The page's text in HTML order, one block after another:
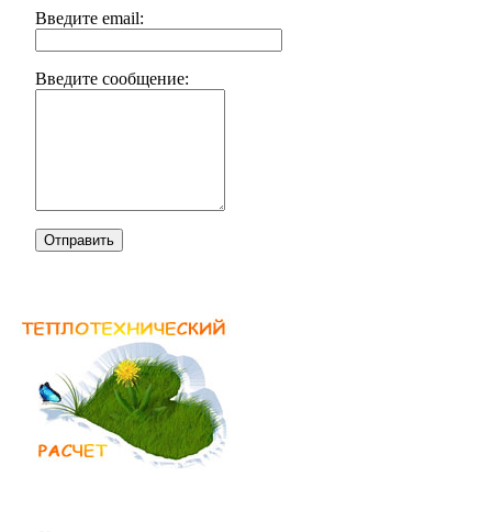
Введите email:
Введите сообщение:
Отправить